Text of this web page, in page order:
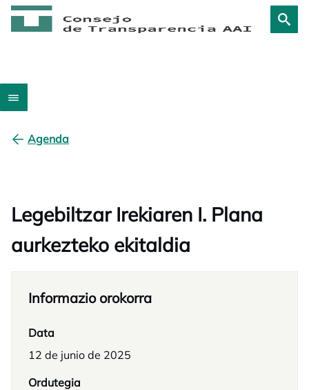
Agenda
Legebiltzar Irekiaren I. Plana
aurkezteko ekitaldia
Informazio orokorra
Data
12 de junio de 2025
Ordutegia